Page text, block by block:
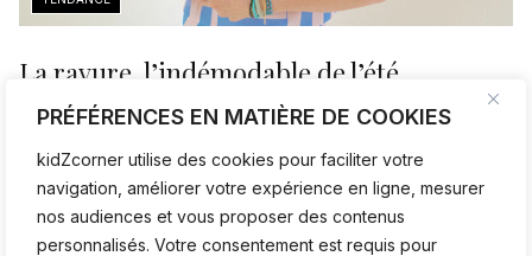
PRÉFÉRENCES EN MATIÈRE DE COOKIES
kidZcorner utilise des cookies pour faciliter votre
navigation, améliorer votre expérience en ligne, mesurer
nos audiences et vous proposer des contenus
personnalisés. Votre consentement est requis pour
La rayure, l’indémodable de l’été
La rayure ne suit jamais les tendances, elle les traverse.
vestiaire enfant.